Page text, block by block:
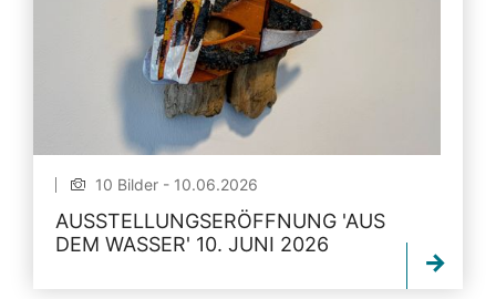
10 Bilder - 10.06.2026
AUSSTELLUNGSERÖFFNUNG 'AUS
DEM WASSER' 10. JUNI 2026